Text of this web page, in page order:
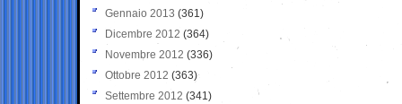
Gennaio 2013 (361)
Dicembre 2012 (364)
Novembre 2012 (336)
Ottobre 2012 (363)
Settembre 2012 (341)